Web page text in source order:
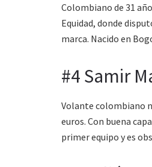
Colombiano de 31
Equidad, donde
marca. Nacido en
#4 Samir
Volante colombiano
euros. Con buena
primer equipo y es